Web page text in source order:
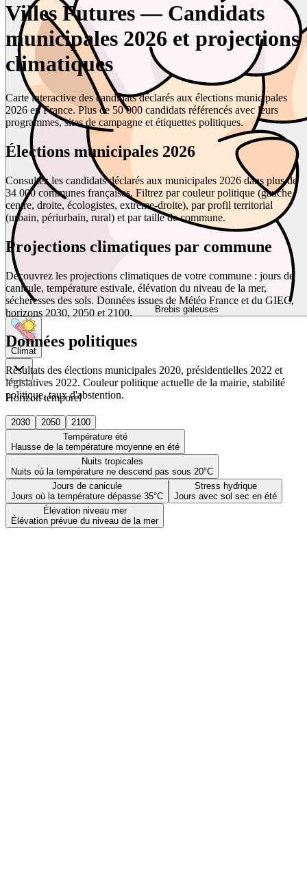
Brebis galeuses
Climat
Horizon temporel
2030 2050
2100
Température été
Hausse de la température moyenne en été
Nuits tropicales
Nuits où la température ne descend pas sous 20°C
Jours de canicule
Jours où la température dépasse 35°C
Stress hydrique
Jours avec sol sec en été
Élévation niveau mer
Élévation prévue du niveau de la mer
Villes Futures — Candidats
municipales 2026 et projections
climatiques
Carte interactive des candidats déclarés aux élections municipales
2026 en France. Plus de 50 000 candidats référencés avec leurs
programmes, sites de campagne et étiquettes politiques.
Élections municipales 2026
Consultez les candidats déclarés aux municipales 2026 dans plus de
34 000 communes françaises. Filtrez par couleur politique (gauche,
centre, droite, écologistes, extrême-droite), par profil territorial
(urbain, périurbain, rural) et par taille de commune.
Projections climatiques par commune
Découvrez les projections climatiques de votre commune : jours de
canicule, température estivale, élévation du niveau de la mer,
sécheresses des sols. Données issues de Météo France et du GIEC,
horizons 2030, 2050 et 2100.
Données politiques
Résultats des élections municipales 2020, présidentielles 2022 et
législatives 2022. Couleur politique actuelle de la mairie, stabilité
politique, taux d'abstention.